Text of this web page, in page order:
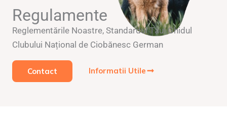
Regulamente
Reglementările Noastre, Standardul Tău: Ghidul
Clubului Național de Ciobănesc German
Contact Informatii Utile